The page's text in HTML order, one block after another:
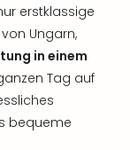
erstklassige
Ungarn,
in einem
Tag auf
bequeme